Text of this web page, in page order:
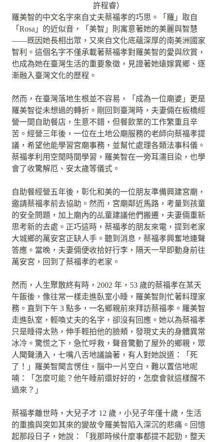
許程睿）
羅美智的中文名字來自丈夫蔡福孝的巧思。「羅」取自
「Rosa」的近似音，「美智」則寓意著她的美麗與智慧
——既因她長相出眾，又來自文化底蘊深厚的南美洲國家
智利。這個名字不僅承載著蔡福孝對羅美智的愛與欣賞，
也成為她在臺灣生活的重要象徵，見證著她遠嫁異鄉、逐
漸融入臺灣文化的歷程。
然而，在臺灣落地生根並不容易，「成為一位廟婆」更是
羅美智從未想過的轉折。剛回到臺灣時，夫妻倆在板橋經
營一間自助餐店，生意不錯，但餐飲業的工作繁重且辛
苦。經營三年後，一位在土地公廟服務的老師向蔡福孝提
議，希望他能學習宮廟事務，並幫忙處理各類法事科儀。
蔡福孝利用空閒時間學習，羅美智在一旁耳濡目染，也學
會了收驚解厄、安太歲等儀式。
自助餐經營五年後，彰化和美的一位朋友準備興建宮廟，
邀請蔡福孝前去協助。然而，宮廟鄰近馬路，考量到孩童
的安全問題，加上廟內的乩童建議他們搬遷，夫妻倆重新
思考新的去處。正巧這時，蔡福孝的朋友來電，提到老家
大城鄉的萬安宮正缺人手。聽到消息，蔡福孝興奮地連聲
答應。當晚，夫妻倆便收拾好行李，隔天一早即動身前往
萬安宮，回到了蔡福孝的老家。
然而，人生聚散終有時，2002 年，53 歲的蔡福孝在某天
午飯後，像往常一樣走進臥室小睡，羅美智則忙著料理家
務。直到下午 3 點多，一名鄉親前來拜訪蔡福孝。羅美智
走進臥室，輕喚丈夫的名字，卻沒有回應。她以為蔡福孝
只是睡得太熟，伸手輕拍他的臉頰，發現丈夫的身體異常
冰冷。驚慌之下，急忙呼救，聲音驚動了屋外的鄉親，眾
人聞聲湧入，七嘴八舌地議論著，有人對她說道：「死
了！」羅美智聞言愣住，腦中一片空白，難以置信地呢
喃：「怎麼可能？他午睡前還好好的，怎麼會就這樣醒不
過來？」
蔡福孝離世時，大兒子才 12 歲，小兒子年僅十歲，生活
的重擔與突如其來的變故令羅美智陷入深沉的悲痛。回憶
起那段日子，她說：「我那時候什麼事都提不起勁，整天